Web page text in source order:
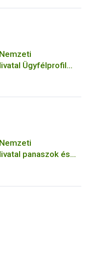
Ügyfélprofil
eljárásaihoz
panaszok és